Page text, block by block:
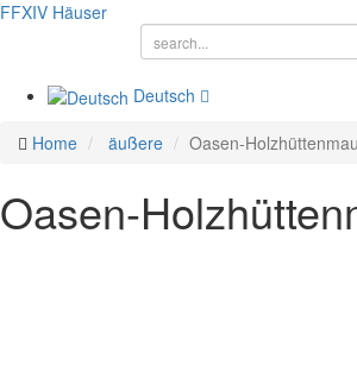
FFXIV Häuser
Deutsch
Home äußere Oasen-
Oasen-